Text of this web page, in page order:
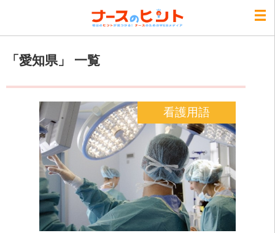
「愛知県」 一覧
看護用語